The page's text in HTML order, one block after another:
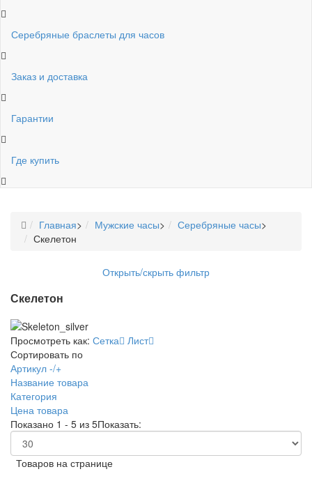
Серебряные браслеты для часов
Заказ и доставка
Гарантии
Где купить
Главная> Мужские часы> Серебряные часы>
Скелетон
Открыть/скрыть фильтр
Скелетон
Просмотреть как: Сетка
Лист
Сортировать по
Артикул -/+
Название товара
Категория
Цена товара
Показано 1 - 5 из 5Показать:
Товаров на странице